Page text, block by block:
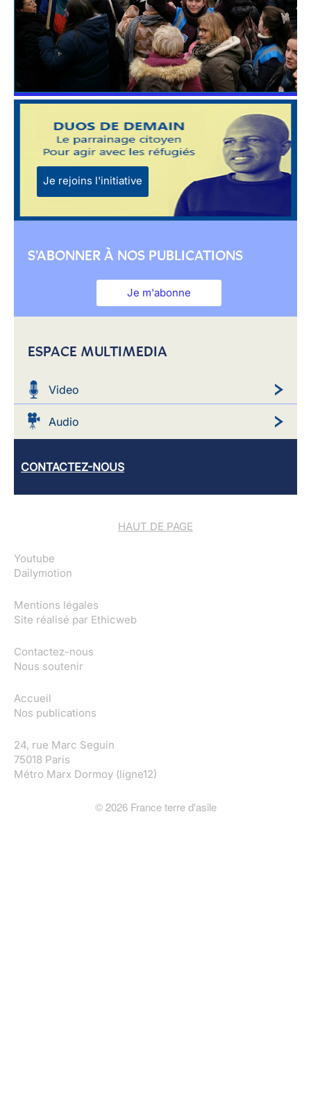
Je rejoins l'initiative
S'ABONNER À NOS PUBLICATIONS
Je m'abonne
ESPACE MULTIMEDIA
Video
Audio
CONTACTEZ-NOUS
HAUT DE PAGE
Youtube
Dailymotion
Mentions légales
Site réalisé par Ethicweb
Contactez-nous
Nous soutenir
Accueil
Nos publications
24, rue Marc Seguin
75018 Paris
Métro Marx Dormoy (ligne12)
©2026France terre d'asile